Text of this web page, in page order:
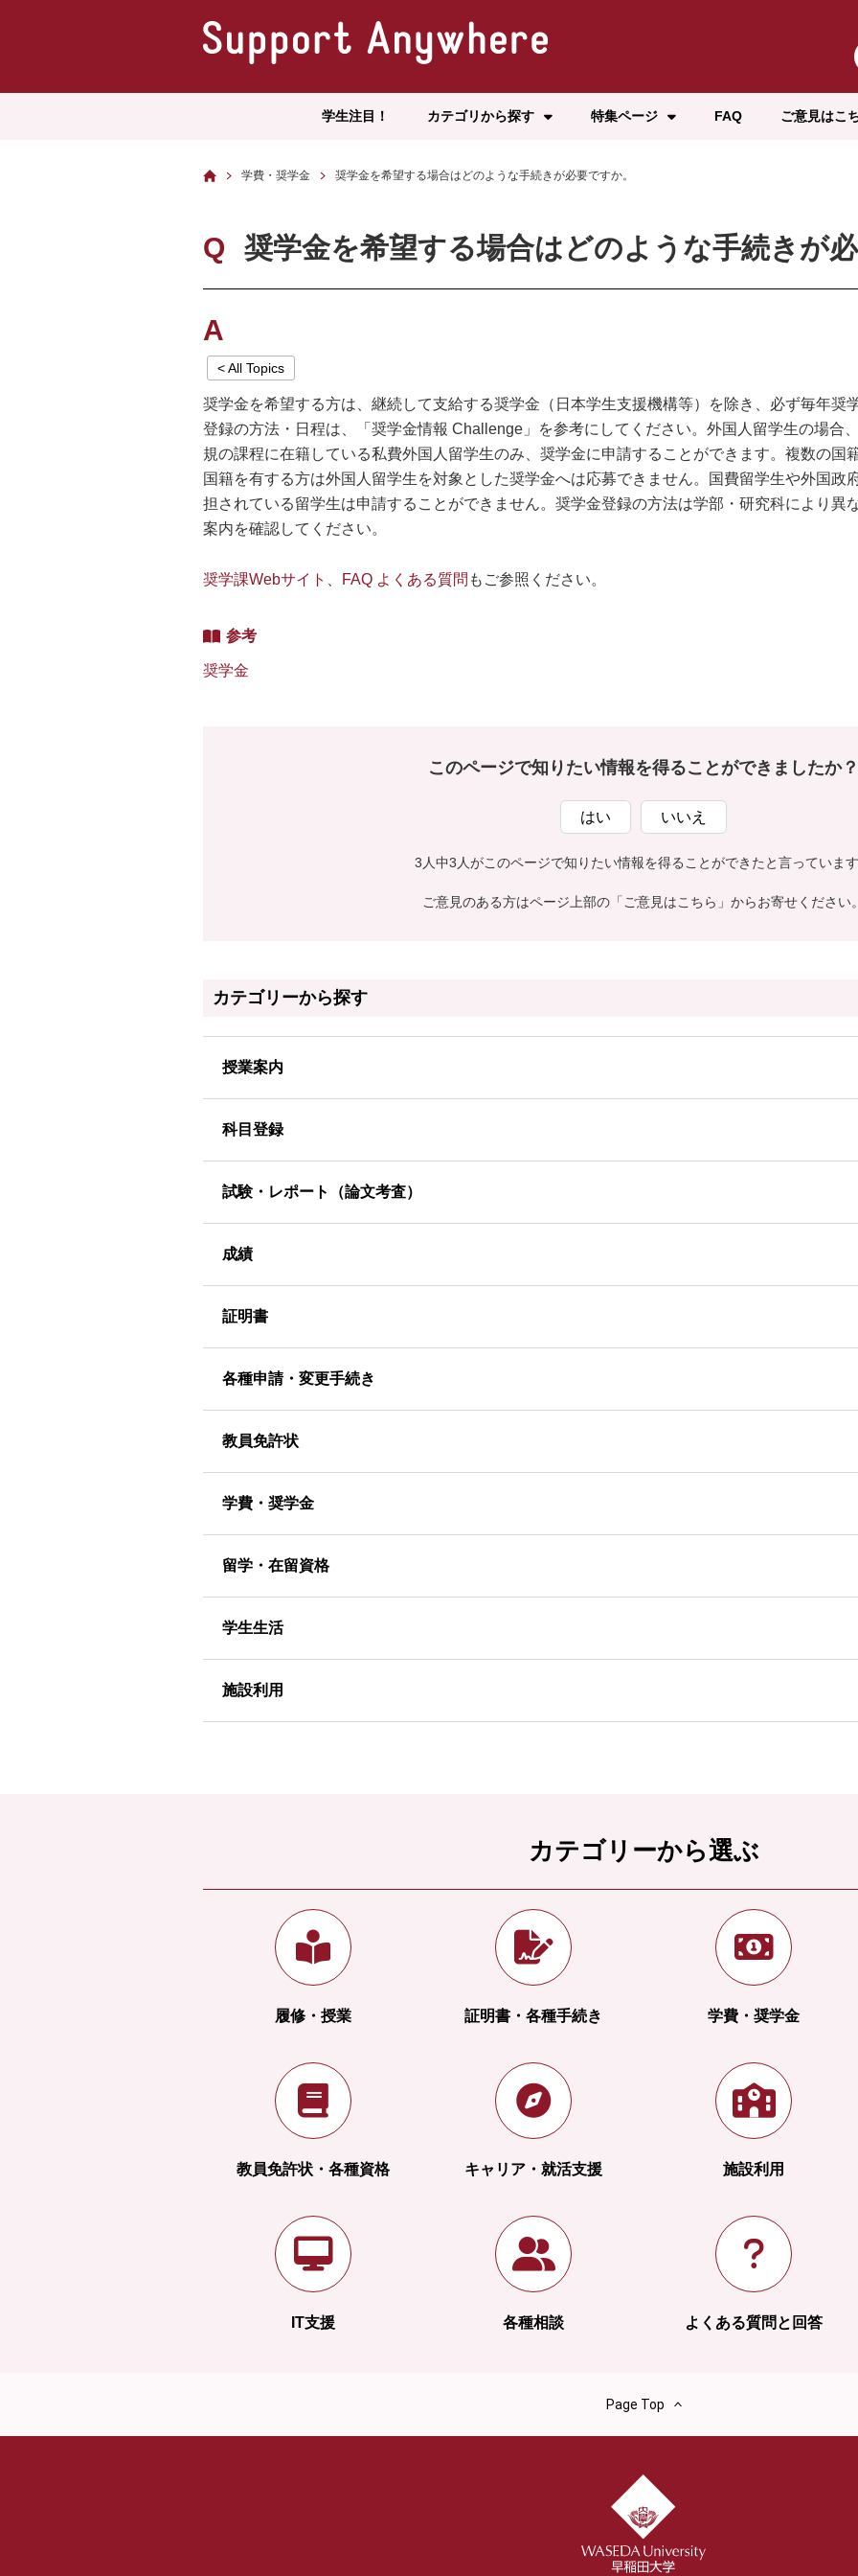
学生注目！ カテゴリから探す 特集ページ FAQ ご意見はこ
学費・奨学金 奨学金を希望する場合はどのような手続きが必要ですか。
Q 奨学金を希望する場合はどのような手続きが
A
< All Topics
奨学金を希望する方は、継続して支給する奨学金（日本学生支援機構等）を除き、必ず毎年奨
登録の方法・日程は、「奨学金情報 Challenge」を参考にしてください。外国人留学生の場合
規の課程に在籍している私費外国人留学生のみ、奨学金に申請することができます。複数の国
国籍を有する方は外国人留学生を対象とした奨学金へは応募できません。国費留学生や外国政
担されている留学生は申請することができません。奨学金登録の方法は学部・研究科により異
案内を確認してください。
奨学課Webサイト 、 FAQ よくある質問 もご参照ください。
参考
奨学金
このページで知りたい情報を得ることができましたか？
はい いいえ
3人中3人がこのページで知りたい情報を得ることができたと言っていま
ご意見のある方はページ上部の「ご意見はこちら」からお寄せください
カテゴリーから探す
授業案内
科目登録
試験・レポート（論文考査）
成績
証明書
各種申請・変更手続き
教員免許状
学費・奨学金
留学・在留資格
学生生活
施設利用
カテゴリーから選ぶ
履修・授業 証明書・各種手続き 学費・奨学金
教員免許状・各種資格 キャリア・就活支援 施設利用
IT支援 各種相談 よくある質問と回答
Page Top